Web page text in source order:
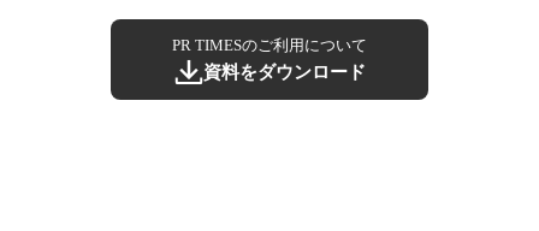
PR TIMESのご利用について
資料をダウンロード